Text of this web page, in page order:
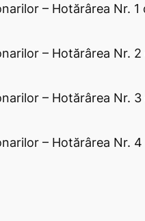
– Hotărârea Nr.
– Hotărârea Nr.
– Hotărârea Nr.
– Hotărârea Nr.